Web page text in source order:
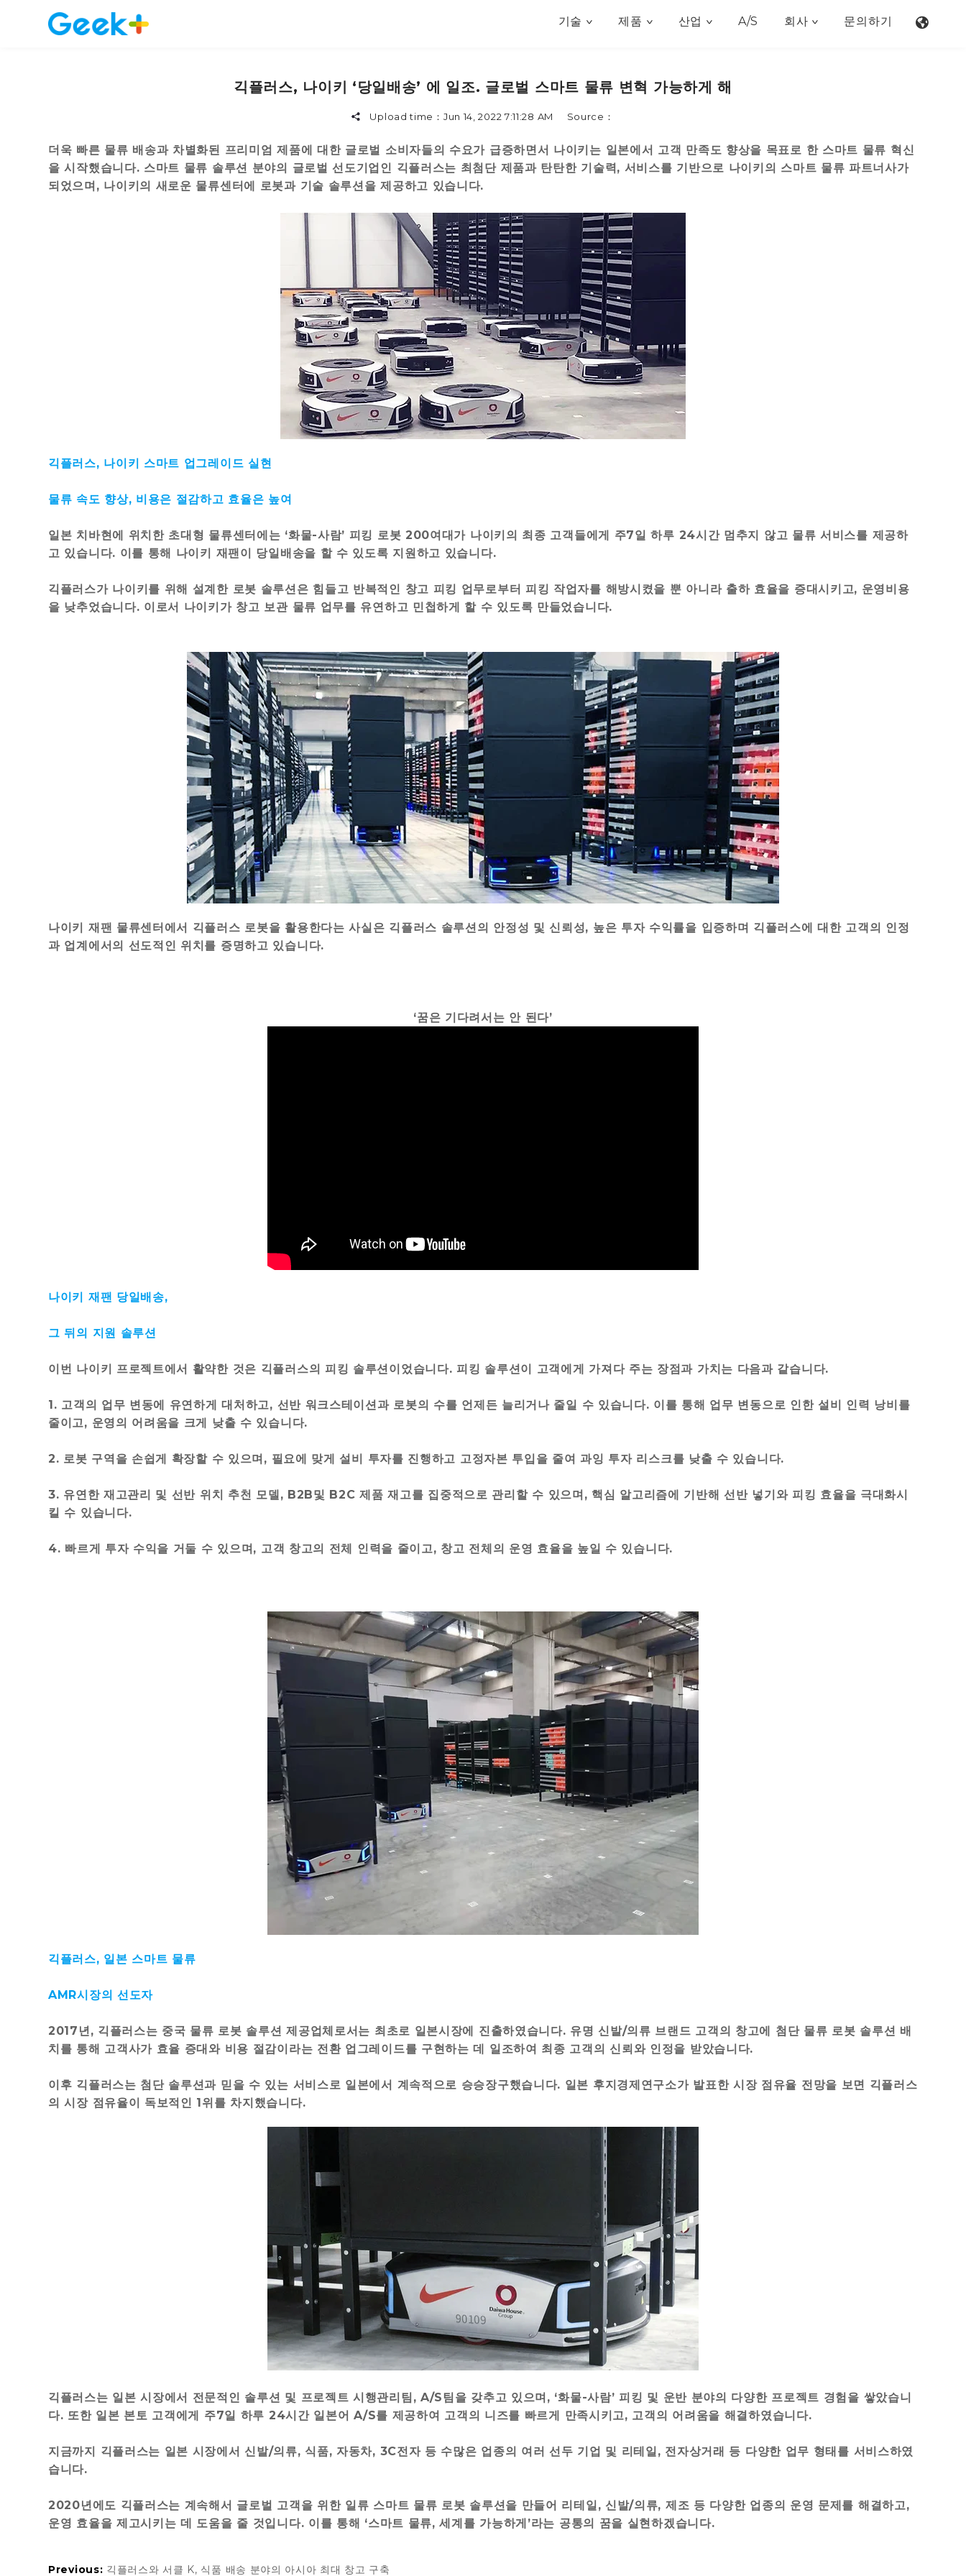
기술 제품 산업 A/S 회사 문의하기
긱플러스, 나이키 ‘당일배송’ 에 일조. 글로벌 스마트 물류 변혁 가능하게 해
Upload time： Jun 14, 2022 7:11:28 AM Source：
더욱 빠른 물류 배송과 차별화된 프리미엄 제품에 대한 글로벌 소비자들의 수요가 급증하면서 나이키는 일본에서 고객 만족도 향상을 목표로 한 스마트 물류 혁신
을 시작했습니다. 스마트 물류 솔루션 분야의 글로벌 선도기업인 긱플러스는 최첨단 제품과 탄탄한 기술력, 서비스를 기반으로 나이키의 스마트 물류 파트너사가
되었으며, 나이키의 새로운 물류센터에 로봇과 기술 솔루션을 제공하고 있습니다.
긱플러스, 나이키 스마트 업그레이드 실현
물류 속도 향상, 비용은 절감하고 효율은 높여
일본 치바현에 위치한 초대형 물류센터에는 ‘화물-사람’ 피킹 로봇 200여대가 나이키의 최종 고객들에게 주7일 하루 24시간 멈추지 않고 물류 서비스를 제공하
고 있습니다. 이를 통해 나이키 재팬이 당일배송을 할 수 있도록 지원하고 있습니다.
긱플러스가 나이키를 위해 설계한 로봇 솔루션은 힘들고 반복적인 창고 피킹 업무로부터 피킹 작업자를 해방시켰을 뿐 아니라 출하 효율을 증대시키고, 운영비용
을 낮추었습니다. 이로서 나이키가 창고 보관 물류 업무를 유연하고 민첩하게 할 수 있도록 만들었습니다.
나이키 재팬 물류센터에서 긱플러스 로봇을 활용한다는 사실은 긱플러스 솔루션의 안정성 및 신뢰성, 높은 투자 수익률을 입증하며 긱플러스에 대한 고객의 인정
과 업계에서의 선도적인 위치를 증명하고 있습니다.
‘꿈은 기다려서는 안 된다’
나이키 재팬 당일배송,
그 뒤의 지원 솔루션
이번 나이키 프로젝트에서 활약한 것은 긱플러스의 피킹 솔루션이었습니다. 피킹 솔루션이 고객에게 가져다 주는 장점과 가치는 다음과 같습니다.
1. 고객의 업무 변동에 유연하게 대처하고, 선반 워크스테이션과 로봇의 수를 언제든 늘리거나 줄일 수 있습니다. 이를 통해 업무 변동으로 인한 설비 인력 낭비를
줄이고, 운영의 어려움을 크게 낮출 수 있습니다.
2. 로봇 구역을 손쉽게 확장할 수 있으며, 필요에 맞게 설비 투자를 진행하고 고정자본 투입을 줄여 과잉 투자 리스크를 낮출 수 있습니다.
3. 유연한 재고관리 및 선반 위치 추천 모델, B2B및 B2C 제품 재고를 집중적으로 관리할 수 있으며, 핵심 알고리즘에 기반해 선반 넣기와 피킹 효율을 극대화시
킬 수 있습니다.
4. 빠르게 투자 수익을 거둘 수 있으며, 고객 창고의 전체 인력을 줄이고, 창고 전체의 운영 효율을 높일 수 있습니다.
긱플러스, 일본 스마트 물류
AMR시장의 선도자
2017년, 긱플러스는 중국 물류 로봇 솔루션 제공업체로서는 최초로 일본시장에 진출하였습니다. 유명 신발/의류 브랜드 고객의 창고에 첨단 물류 로봇 솔루션 배
치를 통해 고객사가 효율 증대와 비용 절감이라는 전환 업그레이드를 구현하는 데 일조하여 최종 고객의 신뢰와 인정을 받았습니다.
이후 긱플러스는 첨단 솔루션과 믿을 수 있는 서비스로 일본에서 계속적으로 승승장구했습니다. 일본 후지경제연구소가 발표한 시장 점유율 전망을 보면 긱플러스
의 시장 점유율이 독보적인 1위를 차지했습니다.
긱플러스는 일본 시장에서 전문적인 솔루션 및 프로젝트 시행관리팀, A/S팀을 갖추고 있으며, ‘화물-사람’ 피킹 및 운반 분야의 다양한 프로젝트 경험을 쌓았습니
다. 또한 일본 본토 고객에게 주7일 하루 24시간 일본어 A/S를 제공하여 고객의 니즈를 빠르게 만족시키고, 고객의 어려움을 해결하였습니다.
지금까지 긱플러스는 일본 시장에서 신발/의류, 식품, 자동차, 3C전자 등 수많은 업종의 여러 선두 기업 및 리테일, 전자상거래 등 다양한 업무 형태를 서비스하였
습니다.
2020년에도 긱플러스는 계속해서 글로벌 고객을 위한 일류 스마트 물류 로봇 솔루션을 만들어 리테일, 신발/의류, 제조 등 다양한 업종의 운영 문제를 해결하고,
운영 효율을 제고시키는 데 도움을 줄 것입니다. 이를 통해 ‘스마트 물류, 세계를 가능하게’라는 공통의 꿈을 실현하겠습니다.
Previous: 긱플러스와 서클 K, 식품 배송 분야의 아시아 최대 창고 구축